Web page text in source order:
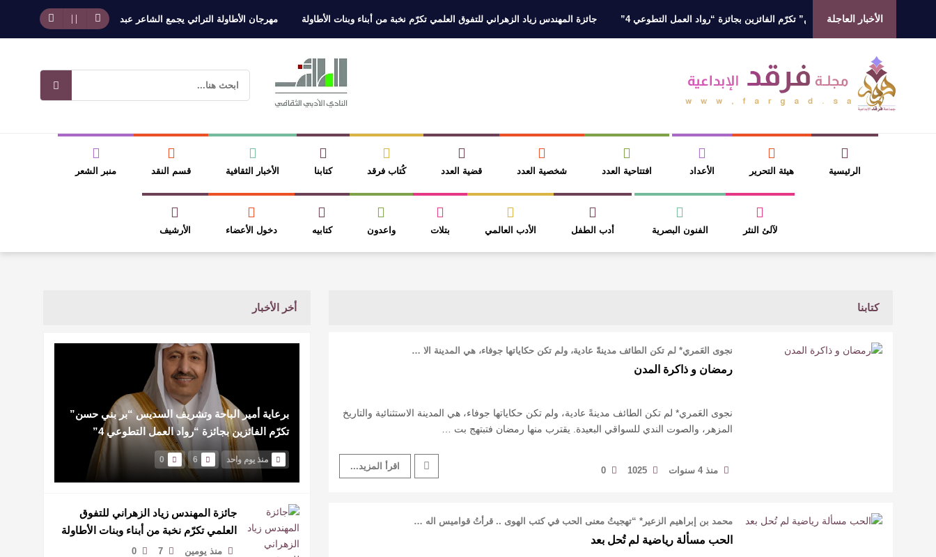
الأخبار العاجلة
السديس “بر بني حسن” تكرّم الفائزين بجائزة “رواد العمل التطوعي 4” جائزة المهندس زياد الزهراني للتفوق العلمي تكرّم نخبة من أبناء وبنات الأطاولة مهرجان الأطاولة التراثي يجمع الشاعر عبدالواحد بجمهوره افتتاحية العدد 130
في رواية : ( على كف رتويت ) للدكتورة زينب الخضيري
الرئيسية هيئة التحرير الأعداد افتتاحية العدد شخصية العدد قضية العدد كُتاب فرقد كتابنا الأخبار الثقافية قسم النقد منبر الشعر
لآلئ النثر الفنون البصرية أدب الطفل الأدب العالمي بتلات واعدون كتابيه دخول الأعضاء الأرشيف
أخر الأخبار
برعاية أمير الباحة وتشريف السديس “بر بني حسن”
تكرّم الفائزين بجائزة “رواد العمل التطوعي 4”
منذ يوم واحد 6
0
جائزة المهندس زياد الزهراني للتفوق
العلمي تكرّم نخبة من أبناء وبنات الأطاولة
منذ يومين 7
0
كتابنا
نجوى العَمري* لم تكن الطائف مدينةً عادية، ولم تكن حكاياتها جوفاء، هي المدينة الا …
رمضان و ذاكرة المدن
نجوى العَمري* لم تكن الطائف مدينةً عادية، ولم تكن حكاياتها جوفاء، هي المدينة الاستثنائية والتاريخ
المزهر، والصوت الندي للسواقي البعيدة. يقترب منها رمضان فتبتهج بت …
منذ 4 سنوات 1025
0 اقرأ المزيد...
محمد بن إبراهيم الزعير* “تهجيتُ معنى الحب في كتب الهوى .. قرأتُ قواميس اله …
الحب مسألة رياضية لم تُحل بعد